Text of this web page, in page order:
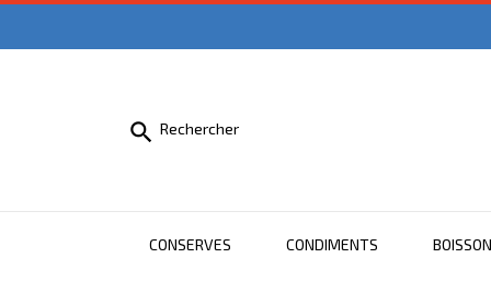
 Rechercher
CONSERVES CONDIMENTS